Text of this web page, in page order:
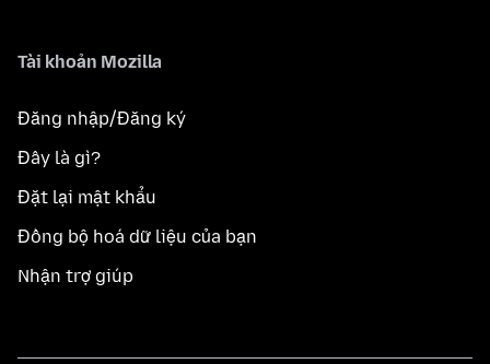
Tài khoản Mozilla
Đăng nhập/Đăng ký
Đây là gì?
Đặt lại mật khẩu
Đồng bộ hoá dữ liệu của bạn
Nhận trợ giúp